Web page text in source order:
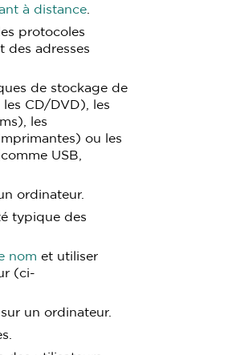
à distance
protocoles
des adresses
de stockage de
CD/DVD), les
les
ou les
USB,
ordinateur.
typique des
nom et utiliser
(ci-
sur un ordinateur.